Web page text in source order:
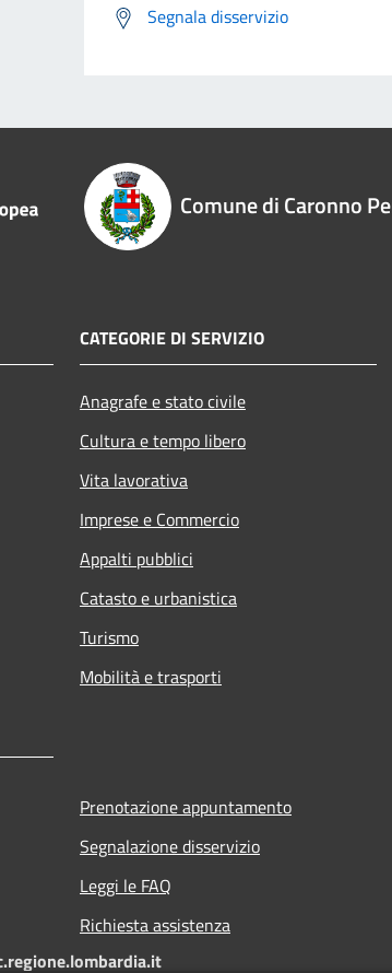
Segnala disservizio
Comune di Caronno
CATEGORIE DI SERVIZIO
Anagrafe e stato civile
Cultura e tempo libero
Vita lavorativa
Imprese e Commercio
Appalti pubblici
Catasto e urbanistica
Turismo
Mobilità e trasporti
Prenotazione appuntamento
Segnalazione disservizio
Leggi le FAQ
Richiesta assistenza